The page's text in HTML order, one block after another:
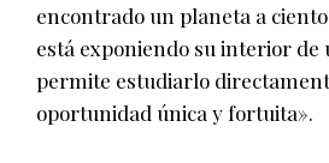
encontrado un planeta a
está exponiendo su interior de
permite estudiarlo
oportunidad única y fortuita».